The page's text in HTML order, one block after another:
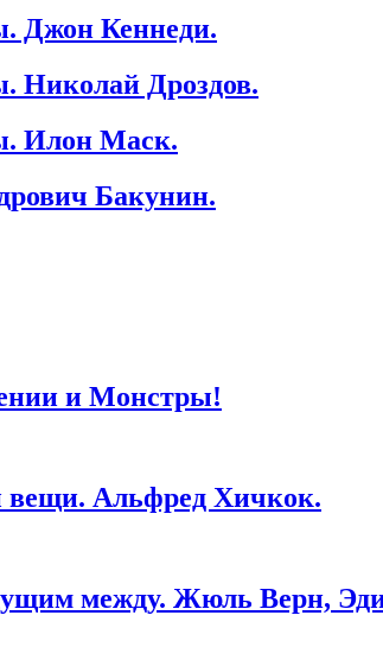
Джон Кеннеди.
Николай Дроздов.
Илон Маск.
Бакунин.
и Монстры!
вещи. Альфред Хичкок.
между. Жюль Верн,